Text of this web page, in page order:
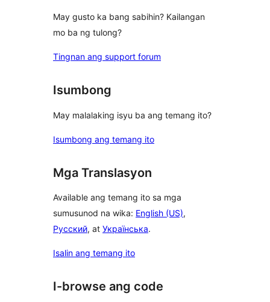
May gusto ka bang sabihin? Kailangan
mo ba ng tulong?
Tingnan ang support forum
Isumbong
May malalaking isyu ba ang temang ito?
Isumbong ang temang ito
Mga Translasyon
Available ang temang ito sa mga
sumusunod na wika: English (US),
Русский, at Українська.
Isalin ang temang ito
I-browse ang code